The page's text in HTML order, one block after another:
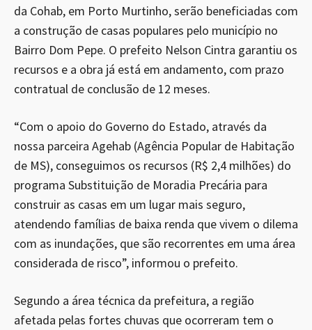
da Cohab, em Porto Murtinho, serão beneficiadas com
a construção de casas populares pelo município no
Bairro Dom Pepe. O prefeito Nelson Cintra garantiu os
recursos e a obra já está em andamento, com prazo
contratual de conclusão de 12 meses.
“Com o apoio do Governo do Estado, através da
nossa parceira Agehab (Agência Popular de Habitação
de MS), conseguimos os recursos (R$ 2,4 milhões) do
programa Substituição de Moradia Precária para
construir as casas em um lugar mais seguro,
atendendo famílias de baixa renda que vivem o dilema
com as inundações, que são recorrentes em uma área
considerada de risco”, informou o prefeito.
Segundo a área técnica da prefeitura, a região
afetada pelas fortes chuvas que ocorreram tem o